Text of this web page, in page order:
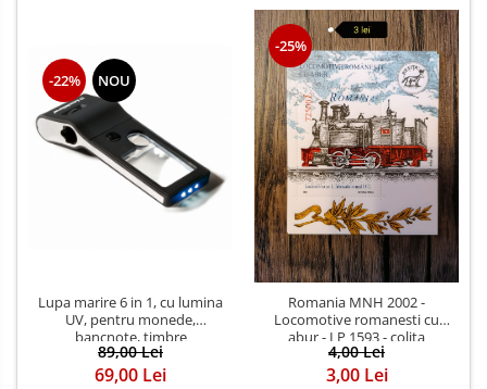
-22% NOU
Lupa marire 6 in 1, cu lumina
UV, pentru monede,
bancnote, timbre
89,00 Lei
69,00 Lei
-25%
Romania MNH 2002 -
Locomotive romanesti cu
abur - LP 1593 - colita
4,00 Lei
3,00 Lei